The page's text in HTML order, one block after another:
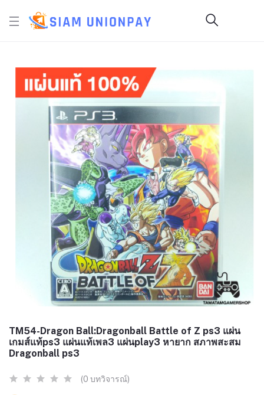
TM54-Dragon Ball:Dragonball Battle of Z ps3 แผ่น
เกมส์แท้ps3 แผ่นแท้เพล3 แผ่นplay3 หายาก สภาพสะสม
Dragonball ps3
(0 บทวิจารณ์)